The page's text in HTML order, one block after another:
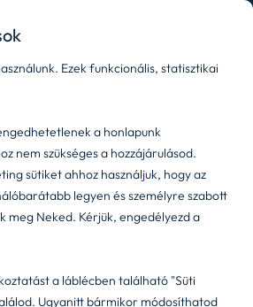
©2026Nelson Flottalízing Kft.
Ezek funkcionális, statisztikai
a honlapunk
nem szükséges a hozzájárulásod.
sütiket ahhoz használjuk, hogy az
legyen és személyre szabott
meg Neked. Kérjük, engedélyezd a
a láblécben található "Süti
Ugyanitt bármikor módosíthatod